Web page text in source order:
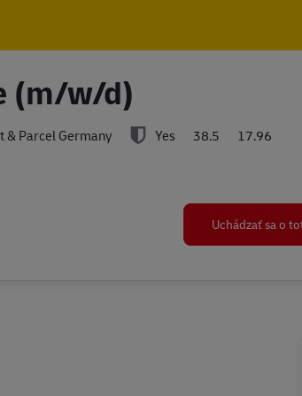
(m/w/d)
& Parcel Germany Yes 38.5
17.96
Uchádzať sa o